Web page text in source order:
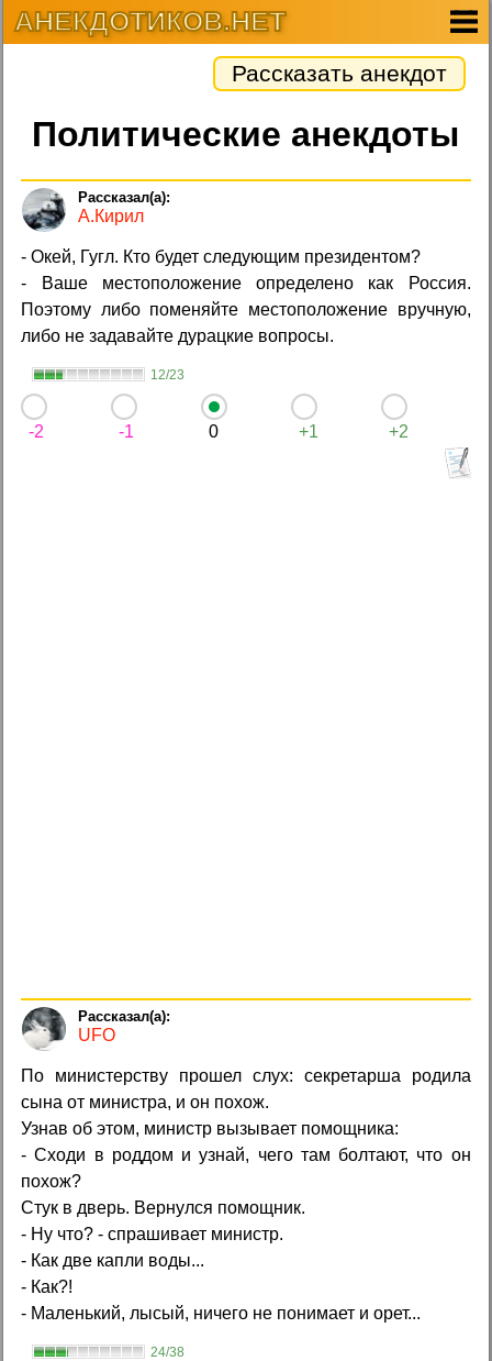
АНЕКДОТИКОВ.НЕТ
Рассказать анекдот
Политические анекдоты
А.Кирил
- Окей, Гугл. Кто будет следующим президентом?
- Ваше местоположение определено как Россия.
Поэтому либо поменяйте местоположение вручную,
либо не задавайте дурацкие вопросы.
12/23
-2 -1 0 +1 +2
UFO
По министерству прошел слух: секретарша родила
сына от министра, и он похож.
Узнав об этом, министр вызывает помощника:
- Сходи в роддом и узнай, чего там болтают, что он
похож?
Стук в дверь. Вернулся помощник.
- Ну что? - спрашивает министр.
- Как две капли воды...
- Как?!
- Маленький, лысый, ничего не понимает и орет...
24/38